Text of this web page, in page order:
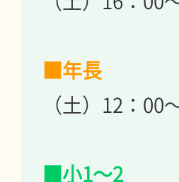
■年長
（土）12：00
■小1～2